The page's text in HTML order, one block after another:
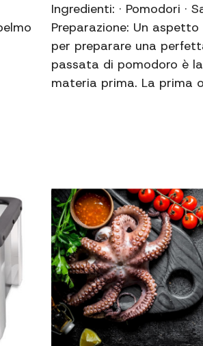
Ingredienti: · Pomodori ·
Preparazione: Un
per preparare una
passata di pomodoro è
materia prima. La prima